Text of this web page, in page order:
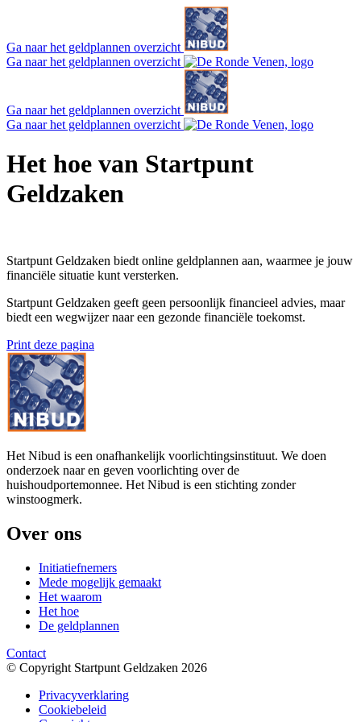
Ga naar het geldplannen overzicht
Ga naar het geldplannen overzicht
Ga naar het geldplannen overzicht
Ga naar het geldplannen overzicht
Het hoe van Startpunt
Geldzaken
Startpunt Geldzaken biedt online geldplannen aan, waarmee je jouw
financiële situatie kunt versterken.
Startpunt Geldzaken geeft geen persoonlijk financieel advies, maar
biedt een wegwijzer naar een gezonde financiële toekomst.
Print deze pagina
Het Nibud is een onafhankelijk voorlichtingsinstituut. We doen
onderzoek naar en geven voorlichting over de
huishoudportemonnee. Het Nibud is een stichting zonder
winstoogmerk.
Over ons
Initiatiefnemers
Mede mogelijk gemaakt
Het waarom
Het hoe
De geldplannen
Contact
© Copyright Startpunt Geldzaken 2026
Privacyverklaring
Cookiebeleid